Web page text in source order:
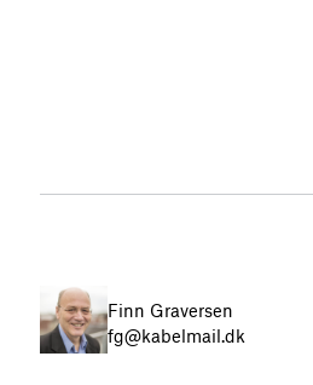
Finn Graversen
fg@kabelmail.dk